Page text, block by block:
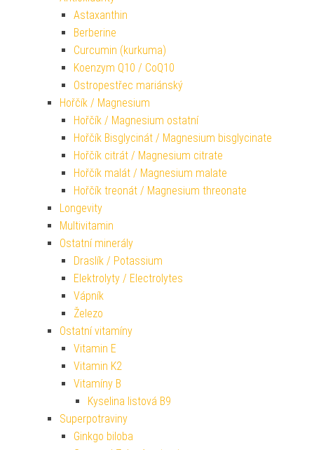
Astaxanthin
Berberine
Curcumin (kurkuma)
Koenzym Q10 / CoQ10
Ostropestřec mariánský
Hořčík / Magnesium
Hořčík / Magnesium ostatní
Hořčík Bisglycinát / Magnesium bisglycinate
Hořčík citrát / Magnesium citrate
Hořčík malát / Magnesium malate
Hořčík treonát / Magnesium threonate
Longevity
Multivitamin
Ostatní minerály
Draslík / Potassium
Elektrolyty / Electrolytes
Vápník
Železo
Ostatní vitamíny
Vitamin E
Vitamin K2
Vitamíny B
Kyselina listová B9
Superpotraviny
Ginkgo biloba